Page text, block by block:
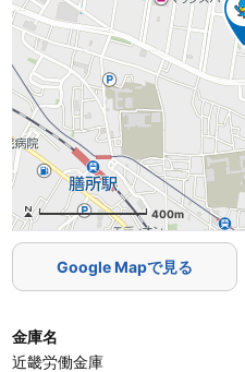
400m
Google Mapで見る
金庫名
近畿労働金庫